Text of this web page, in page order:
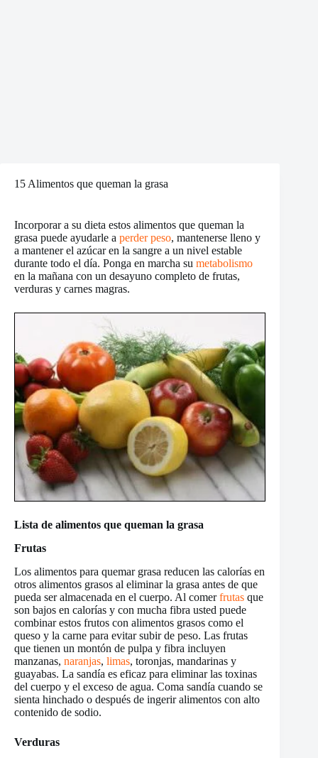
15 Alimentos que queman la grasa
Incorporar a su dieta estos alimentos que queman la
grasa puede ayudarle a perder peso, mantenerse lleno y
a mantener el azúcar en la sangre a un nivel estable
durante todo el día. Ponga en marcha su metabolismo
en la mañana con un desayuno completo de frutas,
verduras y carnes magras.
Lista de alimentos que queman la grasa
Frutas
Los alimentos para quemar grasa reducen las calorías en
otros alimentos grasos al eliminar la grasa antes de que
pueda ser almacenada en el cuerpo. Al comerfrutas que
son bajos en calorías y con mucha fibra usted puede
combinar estos frutos con alimentos grasos como el
queso y la carne para evitar subir de peso. Las frutas
que tienen un montón de pulpa y fibra incluyen
manzanas, naranjas, limas, toronjas, mandarinas y
guayabas. La sandía es eficaz para eliminar las toxinas
del cuerpo y el exceso de agua. Coma sandía cuando se
sienta hinchado o después de ingerir alimentos con alto
contenido de sodio.
Verduras